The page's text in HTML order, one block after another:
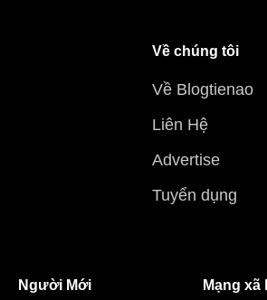
Về chúng tôi
Về Blogtienao
Liên Hệ
Advertise
Tuyển dụng
Người Mới Mạng xã